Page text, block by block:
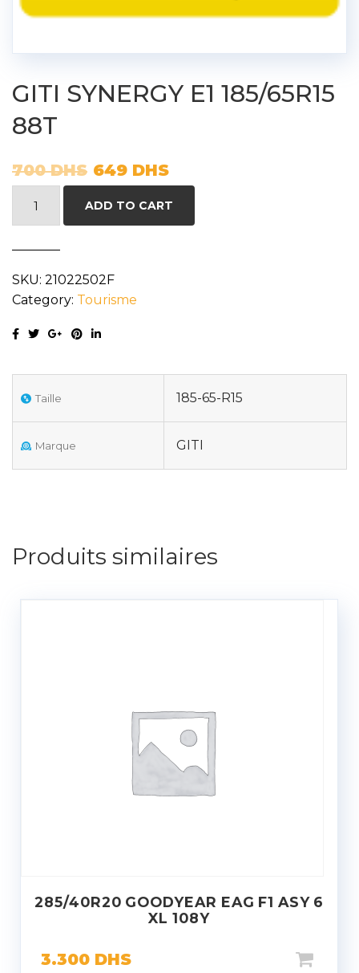
GITI SYNERGY E1 185/65R15
88T
700DHS 649 DHS
88T
quantity
ADD TO CART
SKU: 21022502F
Category: Tourisme
Taille 185-65-R15
Marque GITI
Produits similaires
285/40R20 GOODYEAR EAG F1 ASY 6
XL 108Y
3.300 DHS